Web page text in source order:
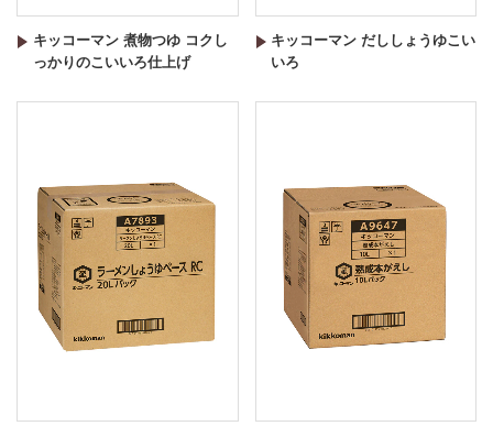
キッコーマン 煮物つゆ コクし
っかりのこいいろ仕上げ
キッコーマン だししょうゆこい
いろ